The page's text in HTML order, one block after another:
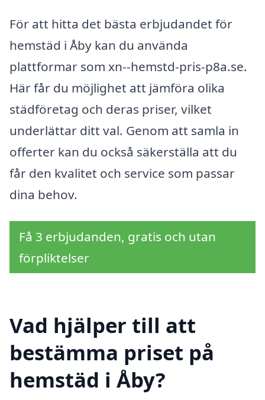
För att hitta det bästa erbjudandet för
hemstäd i Åby kan du använda
plattformar som xn--hemstd-pris-p8a.se.
Här får du möjlighet att jämföra olika
städföretag och deras priser, vilket
underlättar ditt val. Genom att samla in
offerter kan du också säkerställa att du
får den kvalitet och service som passar
dina behov.
Få 3 erbjudanden, gratis och utan
förpliktelser
Vad hjälper till att
bestämma priset på
hemstäd i Åby?